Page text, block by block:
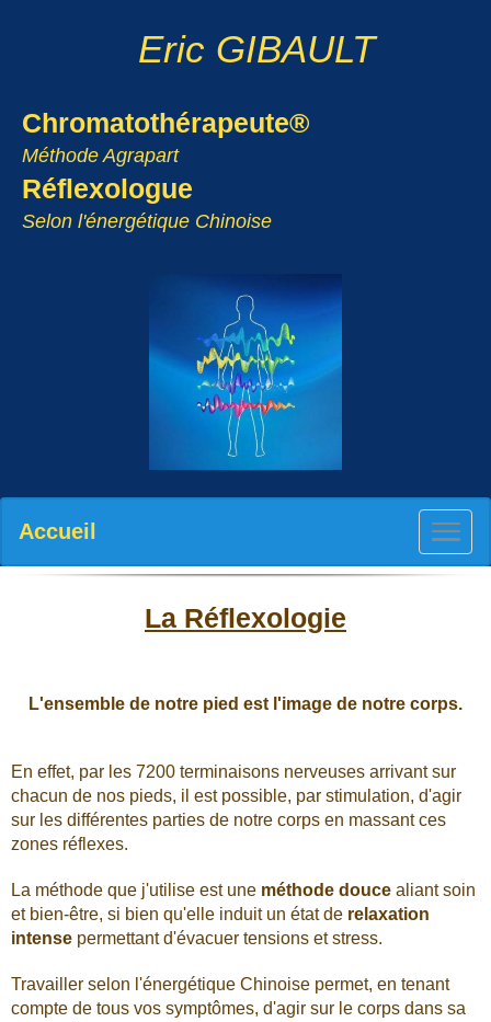
Eric GIBAULT
Chromatothérapeute®
Méthode Agrapart
Réflexologue
Selon l'énergétique Chinoise
Accueil
La Réflexologie
L'ensemble de notre pied est l'image de notre corps.
En effet, par les 7200 terminaisons nerveuses arrivant sur
chacun de nos pieds, il est possible, par stimulation, d'agir
sur les différentes parties de notre corps en massant ces
zones réflexes.
La méthode que j'utilise est une méthode douce aliant soin
et bien-être, si bien qu'elle induit un état de relaxation
intense permettant d'évacuer tensions et stress.
Travailler selon l'énergétique Chinoise permet, en tenant
compte de tous vos symptômes, d'agir sur le corps dans sa